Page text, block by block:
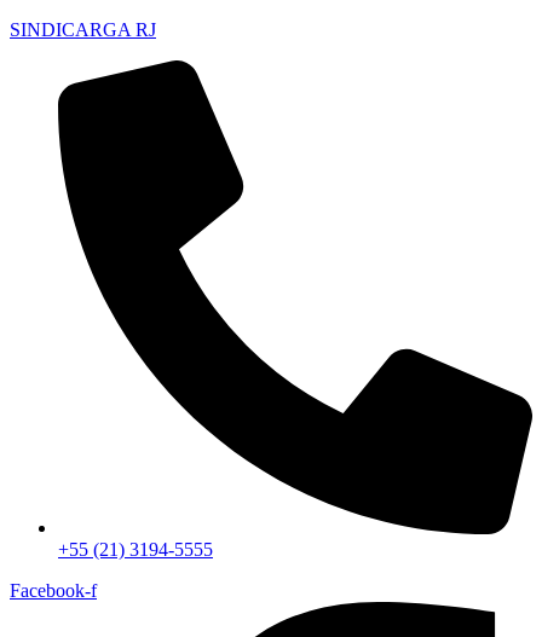
SINDICARGA RJ
+55 (21) 3194-5555
Facebook-f